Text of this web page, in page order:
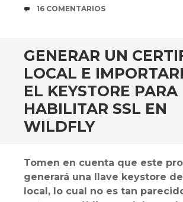
COMENTARIOS
16 COMENTARIOS
GENERAR UN
LOCAL E
EL KEYSTORE PARA
HABILITAR SSL EN
WILDFLY
Tomen en cuenta que este
generará una llave keystore
local, lo cual no es tan